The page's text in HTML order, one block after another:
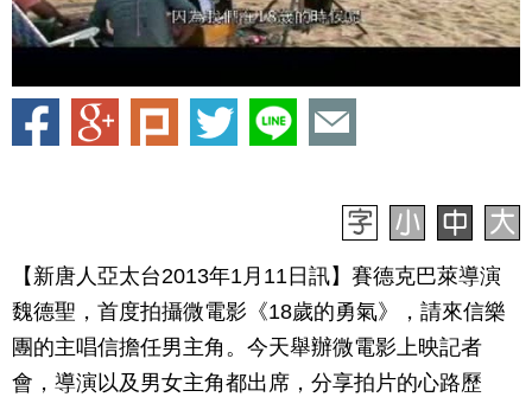
【新唐人亞太台2013年1月11日訊】賽德克巴萊導演
魏德聖，首度拍攝微電影《18歲的勇氣》，請來信樂
團的主唱信擔任男主角。今天舉辦微電影上映記者
會，導演以及男女主角都出席，分享拍片的心路歷